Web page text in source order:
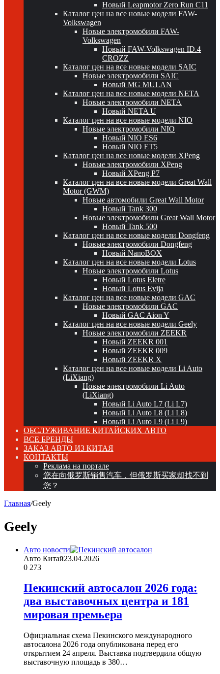
Новый Leapmotor Zero Run C11
Каталог цен на все новые модели FAW-
Volkswagen
Новые электромобили FAW-
Volkswagen
Новый FAW-Volkswagen ID.4
CROZZ
Каталог цен на все новые модели SAIC
Новые электромобили SAIC
Новый MG MULAN
Каталог цен на все новые модели NETA
Новые электромобили NETA
Новый NETA U
Каталог цен на все новые модели NIO
Новые электромобили NIO
Новый NIO ES6
Новый NIO ET5
Каталог цен на все новые модели XPeng
Новые электромобили XPeng
Новый XPeng P7
Каталог цен на все новые модели Great Wall
Motor (GWM)
Новые автомобили Great Wall Motor
Новый Tank 300
Новые электромобили Great Wall Motor
Новый Tank 500
Каталог цен на все новые модели Dongfeng
Новые электромобили Dongfeng
Новый NanoBOX
Каталог цен на все новые модели Lotus
Новые электромобили Lotus
Новый Lotus Eletre
Новый Lotus Evija
Каталог цен на все новые модели GAC
Новые электромобили GAC
Новый GAC Aion Y
Каталог цен на все новые модели Geely
Новые электромобили ZEEKR
Новый ZEEKR 001
Новый ZEEKR 009
Новый ZEEKR X
Каталог цен на все новые модели Li Auto
(LiXiang)
Новые электромобили Li Auto
(LiXiang)
Новый Li Auto L7 (Li L7)
Новый Li Auto L8 (Li L8)
Новый Li Auto L9 (Li L9)
ОБСЛУЖИВАНИЕ КИТАЙСКИХ АВТО
ВСЕ БРЕНДЫ
ЗАКАЗ АВТО ИЗ КИТАЯ
КОНТАКТЫ
Реклама на портале
您在向俄罗斯销售汽车，但俄罗斯买家却找不到
您？
Главная/Geely
Geely
Авто новости
Авто Китай23.04.2026
0 273
Пекинский автосалон 2026 года:
два выставочных центра и 181
мировая премьера
Официальная схема Пекинского международного
автосалона 2026 года опубликована перед его
открытием 24 апреля. Выставка подтвердила общую
выставочную площадь в 380…